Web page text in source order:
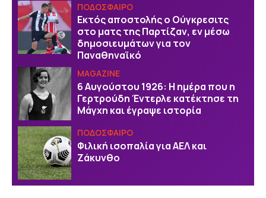
ΠΟΔΟΣΦΑΙΡΟ
Εκτός αποστολής ο Ούγκρεσιτς
στο ματς της Παρτίζαν, εν μέσω
δημοσιευμάτων για τον
Παναθηναϊκό
MAGAZINE
6 Αυγούστου 1926: Η ημέρα που η
Γερτρούδη Έντερλε κατέκτησε τη
Μάγχη και έγραψε ιστορία
ΠΟΔΟΣΦΑΙΡΟ
Φιλική ισοπαλία για ΑΕΛ και
Ζάκυνθο